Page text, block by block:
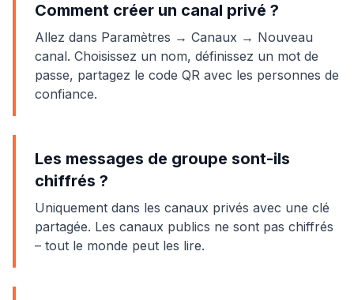
Comment créer un canal privé ?
Allez dans Paramètres → Canaux → Nouveau
canal. Choisissez un nom, définissez un mot de
passe, partagez le code QR avec les personnes de
confiance.
Les messages de groupe sont-ils
chiffrés ?
Uniquement dans les canaux privés avec une clé
partagée. Les canaux publics ne sont pas chiffrés
– tout le monde peut les lire.